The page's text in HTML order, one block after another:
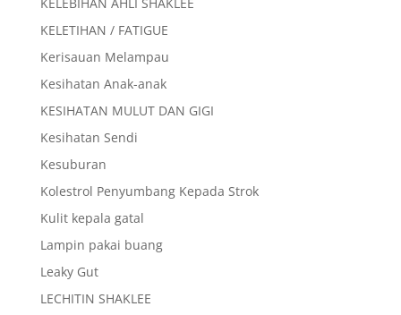
KELETIHAN / FATIGUE
Kerisauan Melampau
Kesihatan Anak-anak
KESIHATAN MULUT DAN GIGI
Kesihatan Sendi
Kesuburan
Kolestrol Penyumbang Kepada Strok
Kulit kepala gatal
Lampin pakai buang
Leaky Gut
LECHITIN SHAKLEE